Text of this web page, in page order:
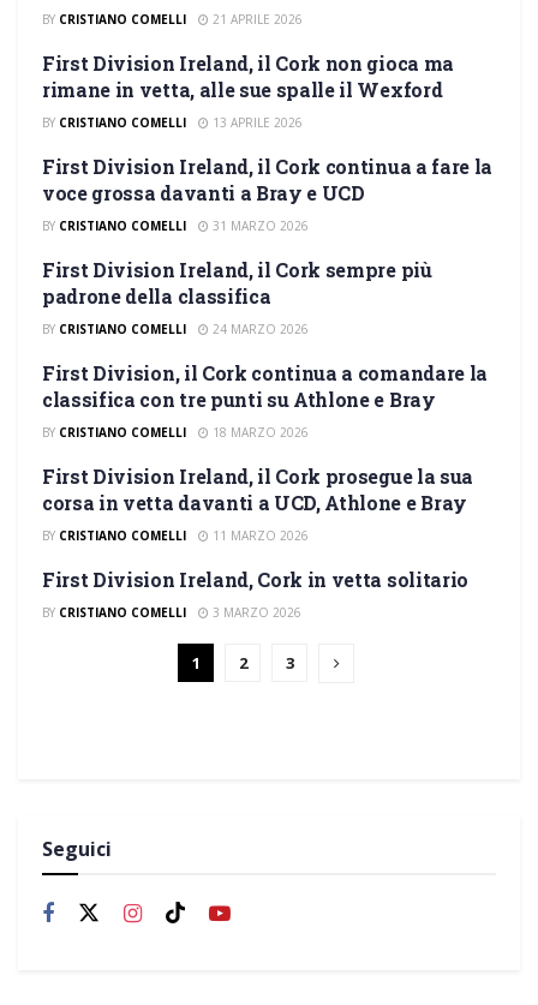
BY CRISTIANO COMELLI 21 APRILE 2026
FIRST DIVISION
First Division Ireland, il Cork non gioca ma
rimane in vetta, alle sue spalle il Wexford
BY CRISTIANO COMELLI 13 APRILE 2026
FIRST DIVISION
First Division Ireland, il Cork continua a fare la
voce grossa davanti a Bray e UCD
BY CRISTIANO COMELLI 31 MARZO 2026
FIRST DIVISION
First Division Ireland, il Cork sempre più
padrone della classifica
BY CRISTIANO COMELLI 24 MARZO 2026
FIRST DIVISION
First Division, il Cork continua a comandare la
classifica con tre punti su Athlone e Bray
BY CRISTIANO COMELLI 18 MARZO 2026
FIRST DIVISION
First Division Ireland, il Cork prosegue la sua
corsa in vetta davanti a UCD, Athlone e Bray
BY CRISTIANO COMELLI 11 MARZO 2026
FIRST DIVISION
First Division Ireland, Cork in vetta solitario
BY CRISTIANO COMELLI 3 MARZO 2026
1 2 3
Seguici